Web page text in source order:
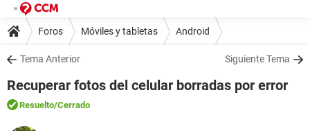
Foros Móviles y tabletas Android
Tema Anterior Siguiente Tema
Recuperar fotos del celular borradas por error
Resuelto/Cerrado